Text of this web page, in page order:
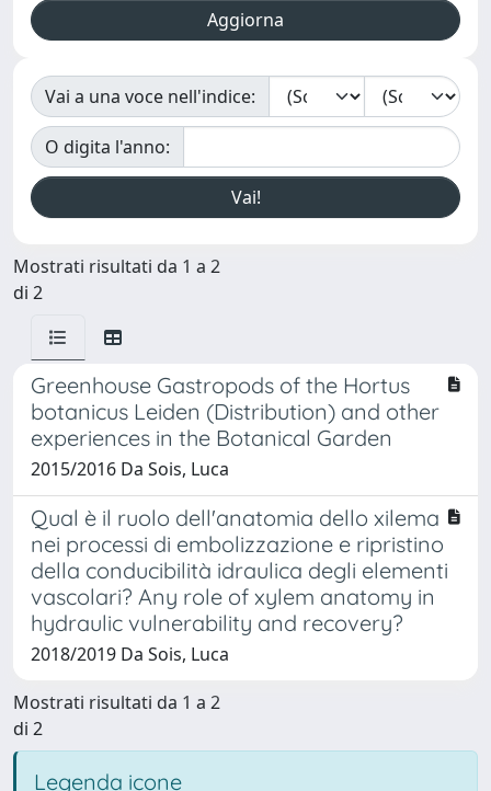
Vai a una voce nell'indice:
O digita l'anno:
Mostrati risultati da 1 a 2
di 2
Greenhouse Gastropods of the Hortus
botanicus Leiden (Distribution) and other
experiences in the Botanical Garden
2015/2016 Da Sois, Luca
Qual è il ruolo dell'anatomia dello xilema
nei processi di embolizzazione e ripristino
della conducibilità idraulica degli elementi
vascolari? Any role of xylem anatomy in
hydraulic vulnerability and recovery?
2018/2019 Da Sois, Luca
Mostrati risultati da 1 a 2
di 2
Legenda icone